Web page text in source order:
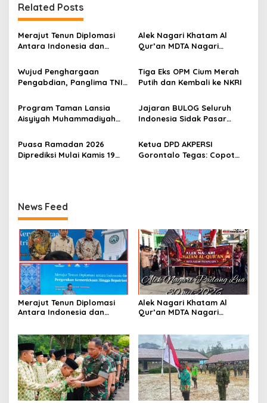
a
s
i
o
Related Posts
Merajut Tenun Diplomasi
Antara Indonesia dan
Alek Nagari Khatam Al
Qur’an MDTA Nagari
Wujud Penghargaan
Pengabdian, Panglima TNI
Ratusan Prajurit dan ASN
TNI
Tiga Eks OPM Cium Merah
Putih dan Kembali ke NKRI
Program Taman Lansia
Aisyiyah Muhammadiyah
Pesantren Lansia
Jajaran BULOG Seluruh
Indonesia Sidak Pasar
Harga Beras dan Minyakita
Stabil Selama Ramadhan
dan Lebaran 2026
Puasa Ramadan 2026
Diprediksi Mulai Kamis 19
Ketua DPD AKPERSI
Gorontalo Tegas: Copot
News Feed
Merajut Tenun Diplomasi
Antara Indonesia dan
Alek Nagari Khatam Al
Qur’an MDTA Nagari